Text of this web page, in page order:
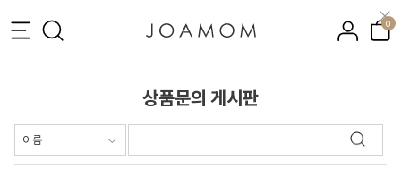
0
상품문의 게시판